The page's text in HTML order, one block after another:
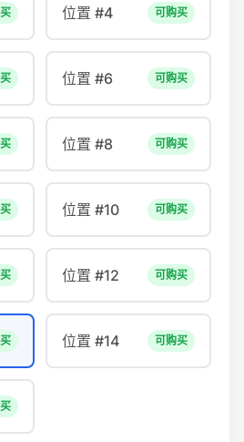
位置 #4 可购买
位置 #6 可购买
位置 #8 可购买
位置 #10 可购买
位置 #12 可购买
位置 #14 可购买